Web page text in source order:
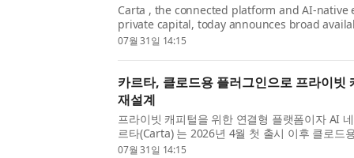
Carta , the connected platform and AI-native
private capital, today announces broad
Plugins for Claude following the initial
07월 31일 14:15
카르타, 클로드용 플러그인으로 프라이빗
재설계
프라이빗 캐피털을 위한 연결형 플랫폼이자 AI
르타(Carta) 는 2026년 4월 첫 출시 이후 클로드
광범위하게 제공한다고 발표했다. 이미 1500곳
07월 31일 14:15